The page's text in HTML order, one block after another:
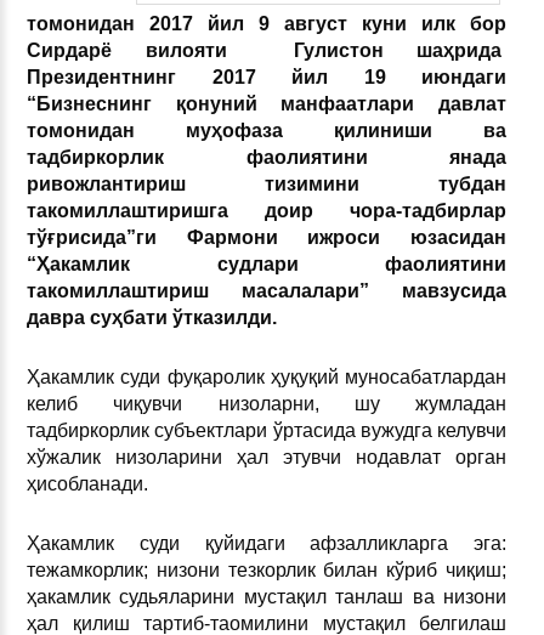
томонидан 2017 йил 9 август куни илк бор
Сирдарё вилояти Гулистон шаҳрида
Президентнинг 2017 йил 19 июндаги
“Бизнеснинг қонуний манфаатлари давлат
томонидан муҳофаза қилиниши ва
тадбиркорлик фаолиятини янада
ривожлантириш тизимини тубдан
такомиллаштиришга доир чора-тадбирлар
тўғрисида”ги Фармони ижроси юзасидан
“Ҳакамлик судлари фаолиятини
такомиллаштириш масалалари” мавзусида
давра суҳбати ўтказилди.
Ҳакамлик суди фуқаролик ҳуқуқий муносабатлардан
келиб чиқувчи низоларни, шу жумладан
тадбиркорлик субъектлари ўртасида вужудга келувчи
хўжалик низоларини ҳал этувчи нодавлат орган
ҳисобланади.
Ҳакамлик суди қуйидаги афзалликларга эга:
тежамкорлик; низони тезкорлик билан кўриб чиқиш;
ҳакамлик судьяларини мустақил танлаш ва низони
ҳал қилиш тартиб-таомилини мустақил белгилаш